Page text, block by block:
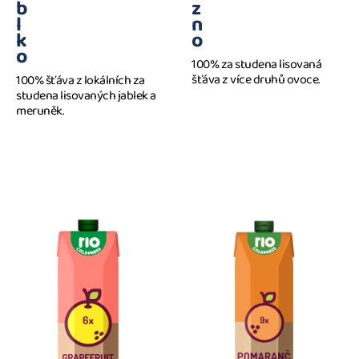
b
l
k
o
100% šťáva z lokálních za
studena lisovaných jablek a
meruněk.
z
n
o
100% za studena lisovaná
šťáva z více druhů ovoce.